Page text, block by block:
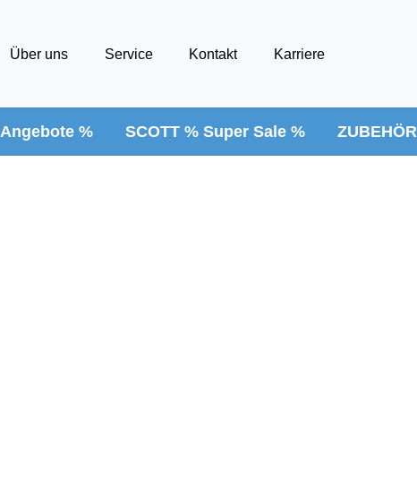
Über uns Service Kontakt Karriere
Angebote % SCOTT % Super Sale % ZUBEHÖR